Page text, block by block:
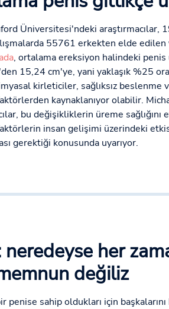
Üniversitesi'ndeki araştırmacılar,
55761 erkekten elde edilen
, ortalama ereksiyon halindeki penis
15,24 cm'ye, yani yaklaşık %25
kirleticiler, sağlıksız beslenme
kaynaklanıyor olabilir.
bu değişikliklerin üreme sağlığını
insan gelişimi üzerindeki
gerektiği konusunda uyarıyor.
her
değiliz
sahip oldukları için